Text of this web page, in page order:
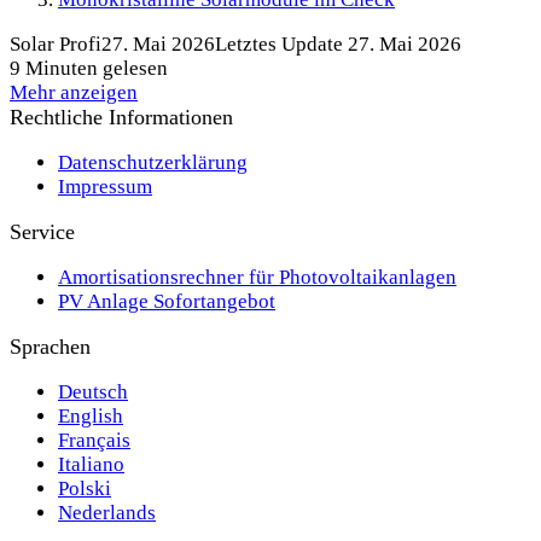
Solar Profi27. Mai 2026Letztes Update 27. Mai 2026
9 Minuten gelesen
Mehr anzeigen
Rechtliche Informationen
Datenschutzerklärung
Impressum
Service
Amortisationsrechner für Photovoltaikanlagen
PV Anlage Sofortangebot
Sprachen
Deutsch
English
Français
Italiano
Polski
Nederlands